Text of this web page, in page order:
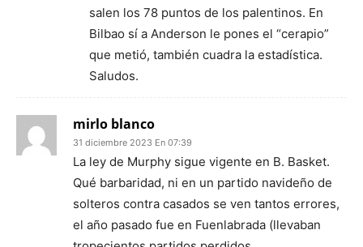
salen los 78 puntos de los palentinos. En
Bilbao sí a Anderson le pones el “cerapio”
que metió, también cuadra la estadística.
Saludos.
mirlo blanco
31 diciembre 2023 En 07:39
La ley de Murphy sigue vigente en B. Basket.
Qué barbaridad, ni en un partido navideño de
solteros contra casados se ven tantos errores,
el año pasado fue en Fuenlabrada (llevaban